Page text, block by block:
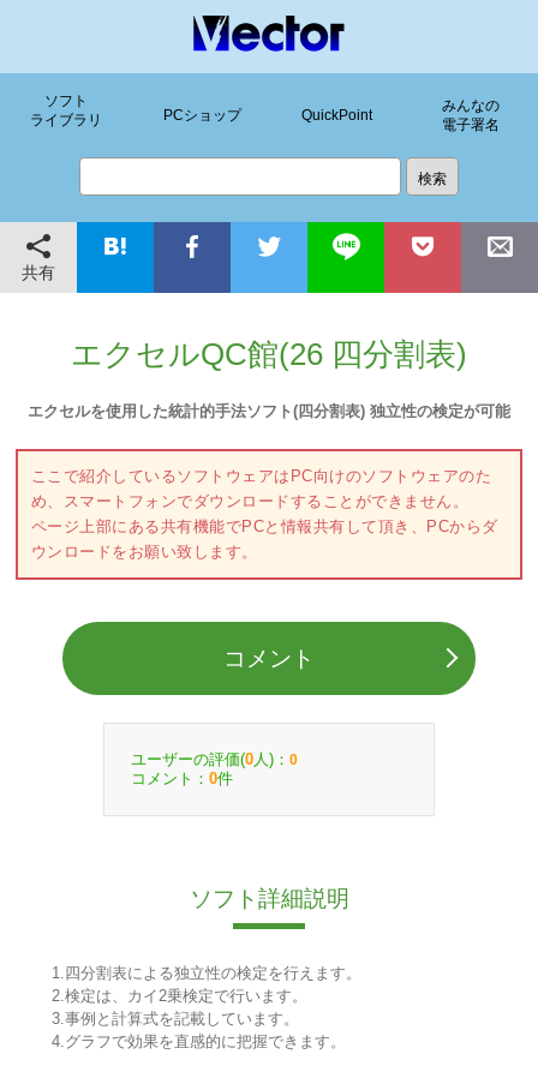
ソフト
ライブラリ
PCショップ QuickPoint
みんなの
電子署名
共有
エクセルQC館(26 四分割表)
エクセルを使用した統計的手法ソフト(四分割表) 独立性の検定が可能
ここで紹介しているソフトウェアはPC向けのソフトウェアのた
め、スマートフォンでダウンロードすることができません。
ページ上部にある共有機能でPCと情報共有して頂き、PCからダ
ウンロードをお願い致します。
コメント
ユーザーの評価(0 人)： 0
コメント： 0件
ソフト詳細説明
1.四分割表による独立性の検定を行えます。
2.検定は、カイ2乗検定で行います。
3.事例と計算式を記載しています。
4.グラフで効果を直感的に把握できます。